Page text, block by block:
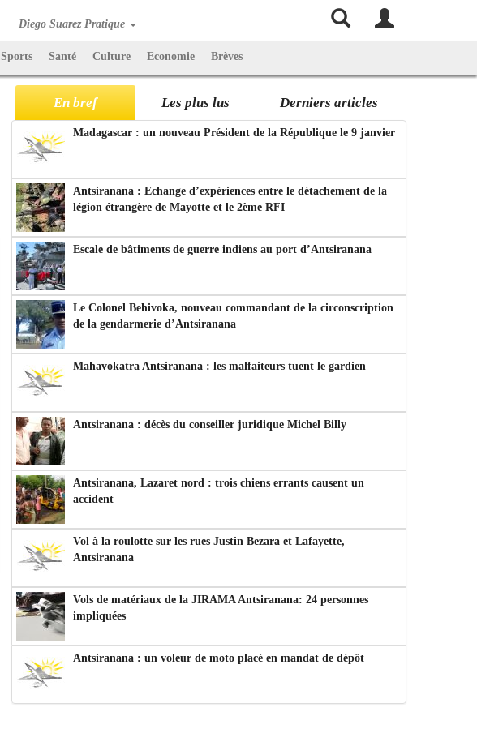
Diego Suarez Pratique
Sports Santé Culture Economie Brèves
En bref Les plus lus Derniers articles
Madagascar : un nouveau Président de la République le 9 janvier
Antsiranana : Echange d’expériences entre le détachement de la
légion étrangère de Mayotte et le 2ème RFI
Escale de bâtiments de guerre indiens au port d’Antsiranana
Le Colonel Behivoka, nouveau commandant de la circonscription
de la gendarmerie d’Antsiranana
Mahavokatra Antsiranana : les malfaiteurs tuent le gardien
Antsiranana : décès du conseiller juridique Michel Billy
Antsiranana, Lazaret nord : trois chiens errants causent un
accident
Vol à la roulotte sur les rues Justin Bezara et Lafayette,
Antsiranana
Vols de matériaux de la JIRAMA Antsiranana: 24 personnes
impliquées
Antsiranana : un voleur de moto placé en mandat de dépôt